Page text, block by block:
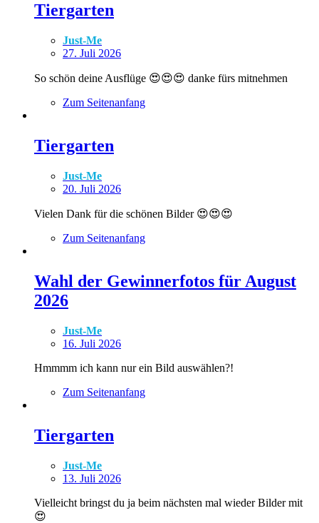
Tiergarten
Just-Me
27. Juli 2026
So schön deine Ausflüge 😍😍😍 danke fürs mitnehmen
Zum Seitenanfang
Tiergarten
Just-Me
20. Juli 2026
Vielen Dank für die schönen Bilder 😍😍😍
Zum Seitenanfang
Wahl der Gewinnerfotos für August
2026
Just-Me
16. Juli 2026
Hmmmm ich kann nur ein Bild auswählen?!
Zum Seitenanfang
Tiergarten
Just-Me
13. Juli 2026
Vielleicht bringst du ja beim nächsten mal wieder Bilder mit
😍